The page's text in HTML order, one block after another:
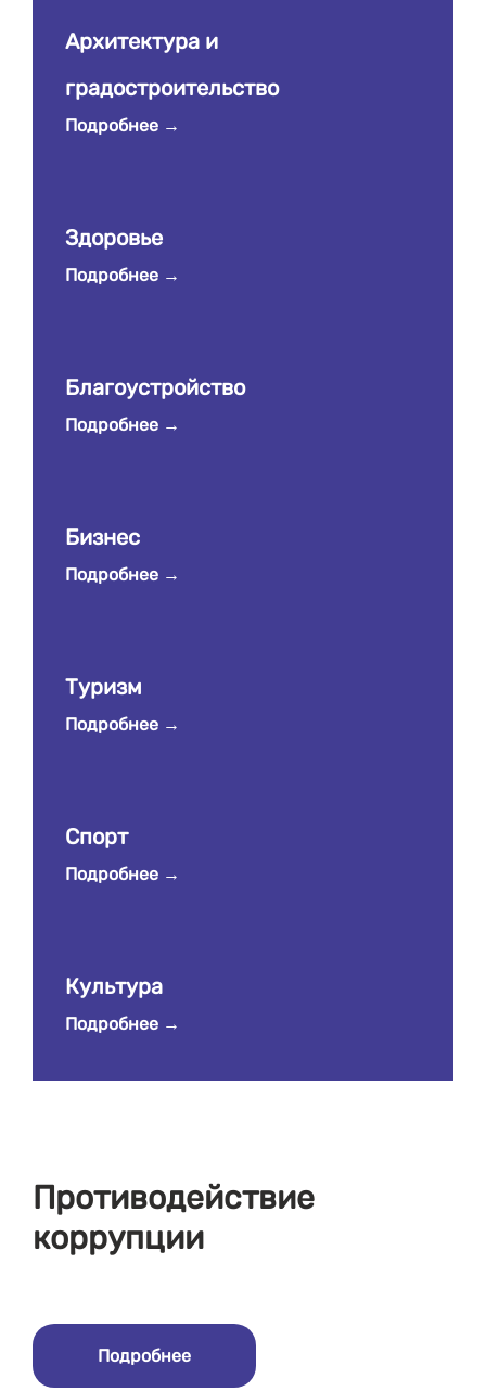
Архитектура и
градостроительство
Подробнее
Здоровье
Подробнее
Благоустройство
Подробнее
Бизнес
Подробнее
Туризм
Подробнее
Спорт
Подробнее
Культура
Подробнее
Противодействие
коррупции
Подробнее